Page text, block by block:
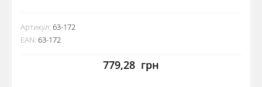
Артикул: 63-172
EAN: 63-172
779,28 грн